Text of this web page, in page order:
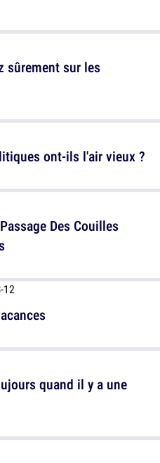
sûrement sur les
Des Couilles
quand il y a une
ont-ils l'air vieux ?